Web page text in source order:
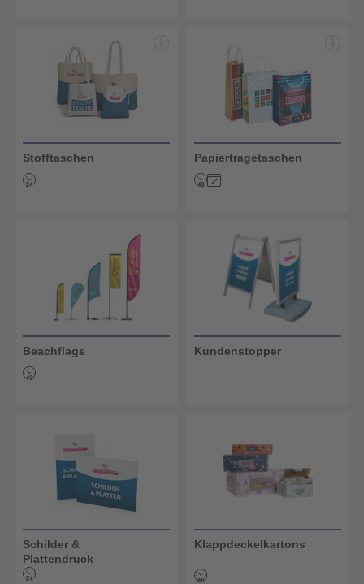
Stofftaschen Papiertragetaschen
Beachflags Kundenstopper
Schilder &
Plattendruck
Klappdeckelkartons